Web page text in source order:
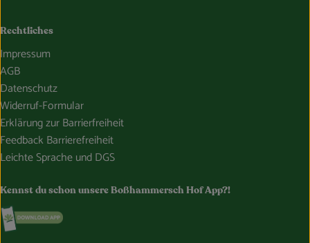
Rechtliches
Impressum
AGB
Datenschutz
Widerruf-Formular
Erklärung zur Barrierfreiheit
Feedback Barrierefreiheit
Leichte Sprache und DGS
Kennst du schon unsere Boßhammersch Hof App?!
Externer Link zu https://www.bosshammersch-